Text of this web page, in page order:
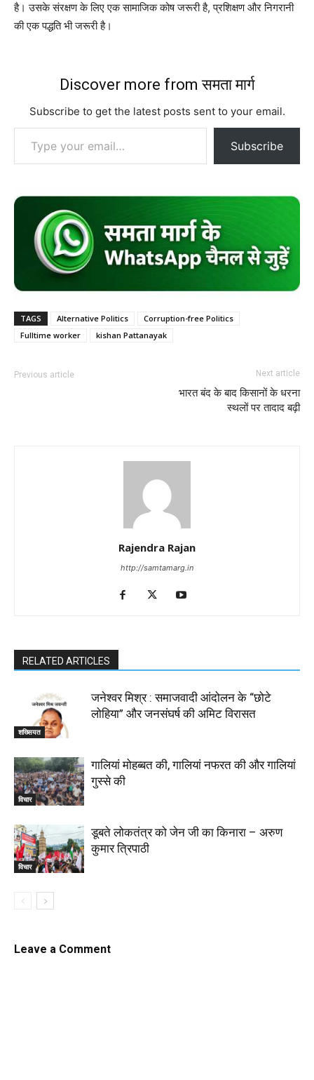
है। उसके संरक्षण के लिए एक सामाजिक कोष जरूरी है, प्रशिक्षण और निगरानी
की एक पद्धति भी जरूरी है।
Discover more from समता मार्ग
Subscribe to get the latest posts sent to your email.
Type your email…
Subscribe
TAGS Alternative Politics
Corruption-free Politics
Fulltime worker
kishan Pattanayak
Previous article Next article
भारत बंद के बाद किसानों के धरना
स्थलों पर तादाद बढ़ी
Rajendra Rajan
http://samtamarg.in
RELATED ARTICLES
शख्सियत
जनेश्वर मिश्र : समाजवादी आंदोलन के “छोटे
लोहिया” और जनसंघर्ष की अमिट विरासत
विचार
गालियां मोहब्बत की, गालियां नफरत की और गालियां
गुस्से की
विचार
डूबते लोकतंत्र को जेन जी का किनारा – अरुण
कुमार त्रिपाठी
Leave a Comment